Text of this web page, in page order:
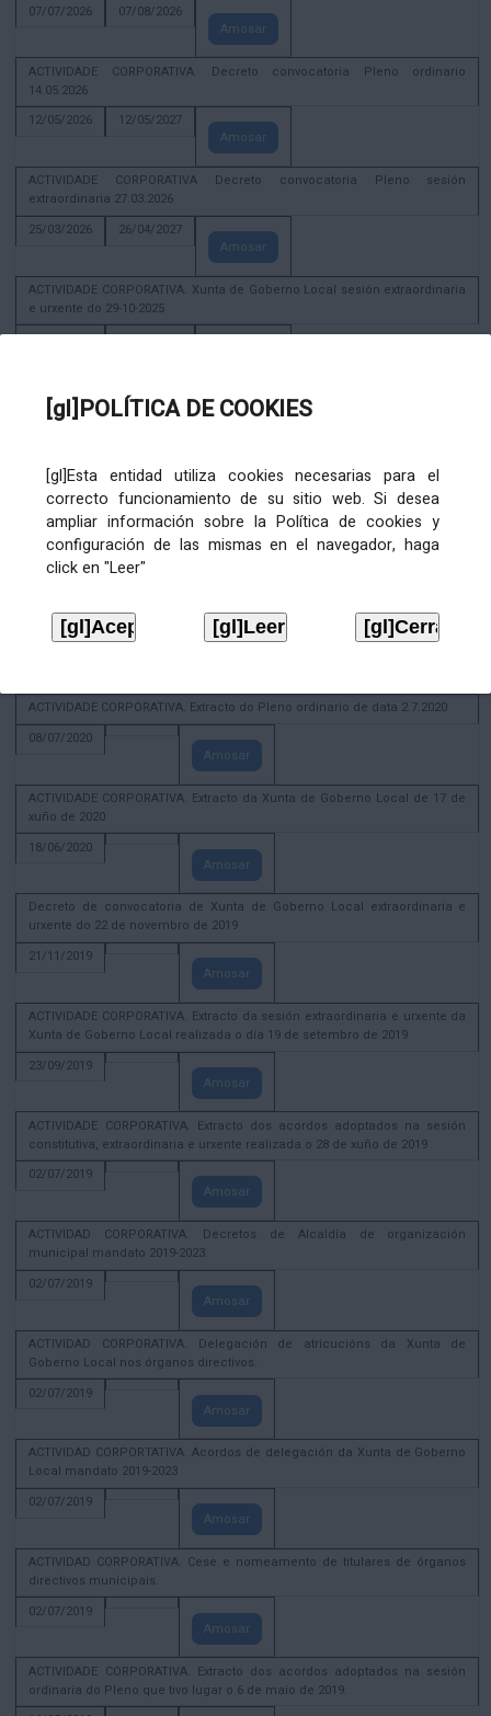
[gl]POLÍTICA DE COOKIES
[gl]Esta entidad utiliza cookies necesarias para el
correcto funcionamiento de su sitio web. Si desea
ampliar información sobre la Política de cookies y
configuración de las mismas en el navegador, haga
click en "Leer"
07/07/2026
07/08/2026
Amosar
ACTIVIDADE CORPORATIVA. Decreto convocatoria Pleno ordinario
14.05.2026
12/05/2026
12/05/2027
Amosar
ACTIVIDADE CORPORATIVA Decreto convocatoria Pleno sesión
extraordinaria 27.03.2026
25/03/2026
26/04/2027
Amosar
ACTIVIDADE CORPORATIVA. Xunta de Goberno Local sesión extraordinaria
e urxente do 29-10-2025
29/10/2025
29/11/2026
ACTIVIDADE CORPORATIVA. Decreto de convocatoria da sesión
constitutiva da Xunta de Goberno Local extraordinaria e urxente 21.6.2023
Xunta de Goberno Local extraordinaria e urxente 01.08.2022
02/08/2022
Amosar
de 2020
28/12/2020
ACTIVIDADE CORPORATIVA. Extracto do Pleno ordinario de data 2.7.2020
08/07/2020
Amosar
ACTIVIDADE CORPORATIVA. Extracto da Xunta de Goberno Local de 17 de
xuño de 2020
18/06/2020
Amosar
Decreto de convocatoria de Xunta de Goberno Local extraordinaria e
urxente do 22 de novembro de 2019
21/11/2019
Amosar
ACTIVIDADE CORPORATIVA. Extracto da sesión extraordinaria e urxente da
Xunta de Goberno Local realizada o día 19 de setembro de 2019
23/09/2019
Amosar
ACTIVIDADE CORPORATIVA. Extracto dos acordos adoptados na sesión
constitutiva, extraordinaria e urxente realizada o 28 de xuño de 2019
02/07/2019
Amosar
ACTIVIDAD CORPORATIVA. Decretos de Alcaldía de organización
municipal mandato 2019-2023.
02/07/2019
Amosar
ACTIVIDAD CORPORATIVA. Delegación de atricucións da Xunta de
Goberno Local nos órganos directivos.
02/07/2019
Amosar
ACTIVIDAD CORPORTATIVA. Acordos de delegación da Xunta de Goberno
Local mandato 2019-2023
02/07/2019
Amosar
ACTIVIDAD CORPORATIVA. Cese e nomeamento de titulares de órganos
directivos municipais.
02/07/2019
Amosar
ACTIVIDADE CORPORATIVA. Extracto dos acordos adoptados na sesión
ordinaria do Pleno que tivo lugar o 6 de maio de 2019.